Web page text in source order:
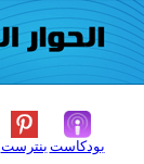
بنترست بودكاست